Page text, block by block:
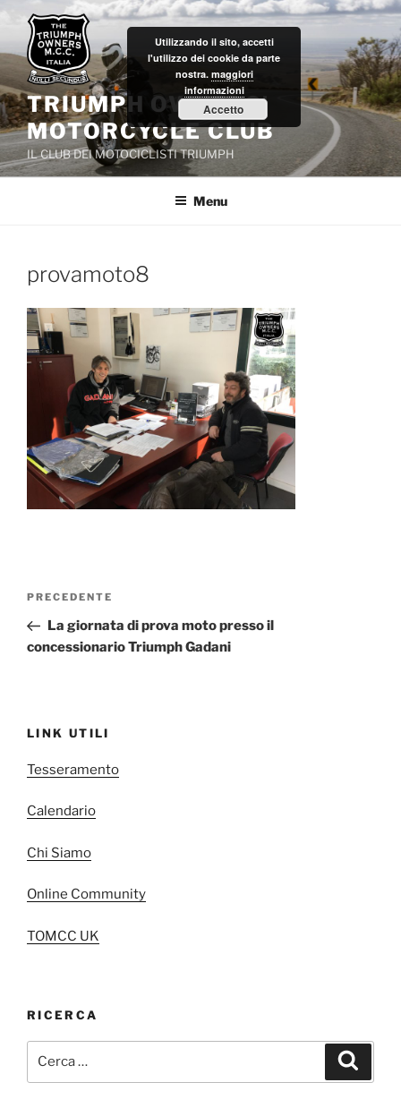
Salta
contenuto
TRIUMPH OWNERS'
MOTORCYCLE CLUB
IL CLUB DEI MOTOCICLISTI TRIUMPH
Menu
provamoto8
Navigazione
Articolo
precedente:
PRECEDENTE
La giornata di prova moto presso il
concessionario Triumph Gadani
LINK UTILI
Tesseramento
Calendario
Chi Siamo
Online Community
TOMCC UK
RICERCA
Utilizzando il sito, accetti
l'utilizzo dei cookie da parte
nostra. maggiori
informazioni
Accetto